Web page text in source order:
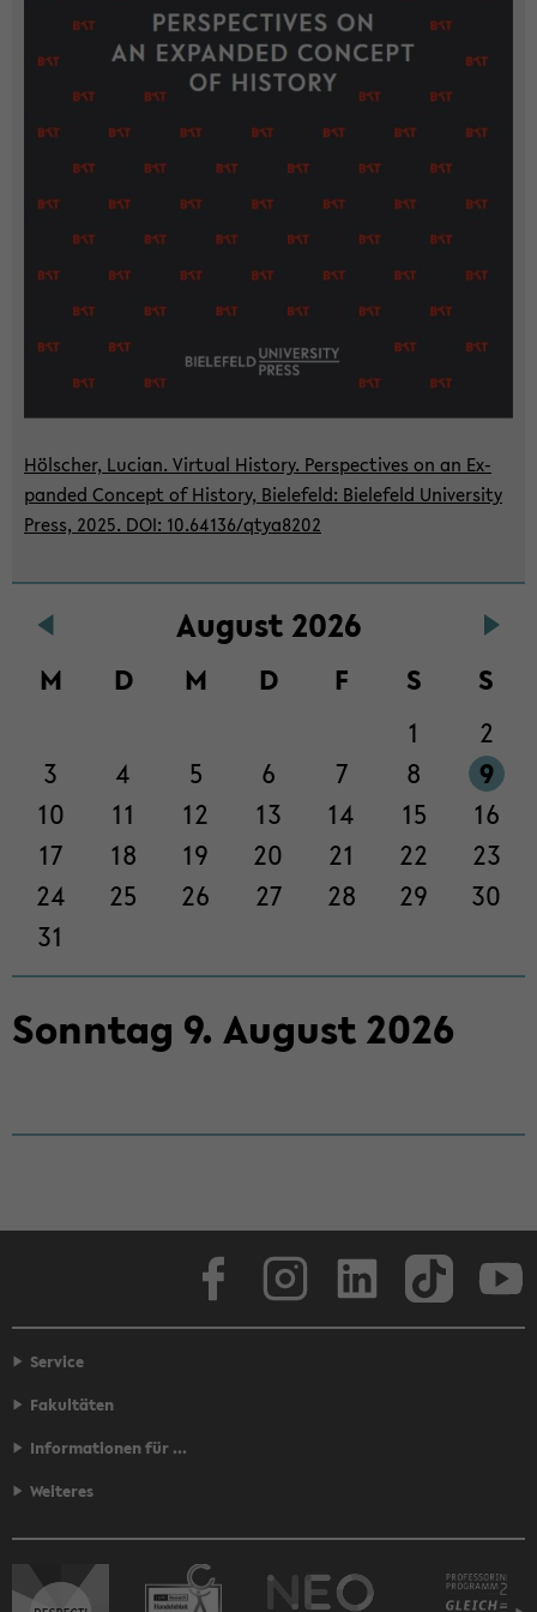
Höl­scher, Lu­ci­an. Vir­tu­al His­to­ry. Per­spec­ti­ves on an Ex­
pan­ded Con­cept of His­to­ry, Bie­le­feld: Bie­le­feld Uni­ver­si­ty
Press, 2025. DOI: 10.64136/qtya8202
Au­gust 2026
M D M D F S
S
1
2
3
4 5 6 7 8
9
10
11 12 13 14 15
16
17
18 19 20 21 22
23
24
25 26 27 28 29
30
31
Sonn­tag 9. Au­gust2026
Face­book
Service
Fakultäten
Informationen für ...
Weiteres